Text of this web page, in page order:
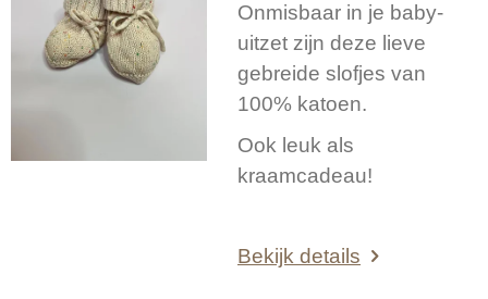
Onmisbaar in je baby-
uitzet zijn deze lieve
gebreide slofjes van
100% katoen.
Ook leuk als
kraamcadeau!
Bekijk details